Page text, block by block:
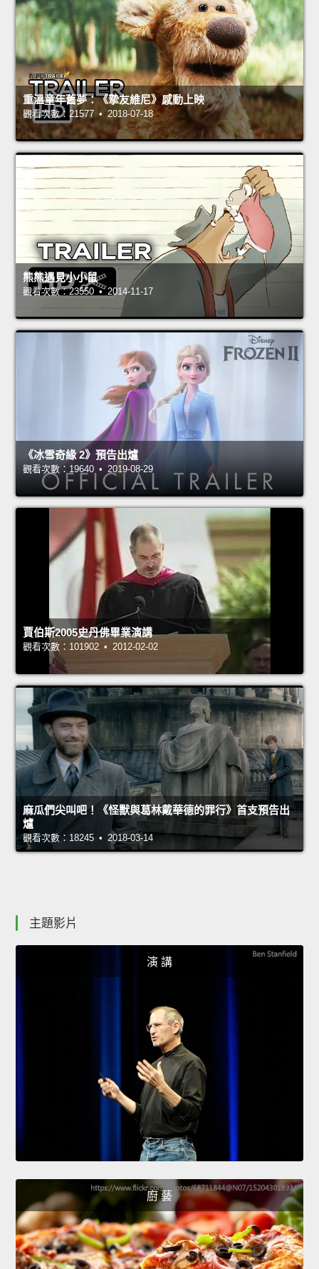
重溫童年舊夢：《摯友維尼》感動上映
觀看次數：21577 • 2018-07-18
熊熊遇見小小鼠
觀看次數：23550 • 2014-11-17
《冰雪奇緣 2》預告出爐
觀看次數：19640 • 2019-08-29
賈伯斯2005史丹佛畢業演講
觀看次數：101902 • 2012-02-02
麻瓜們尖叫吧！《怪獸與葛林戴華德的罪行》首支預告出
爐
觀看次數：18245 • 2018-03-14
主題影片
演 講
廚 藝